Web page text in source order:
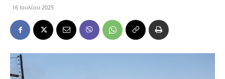
16 Ιουλίου 2025